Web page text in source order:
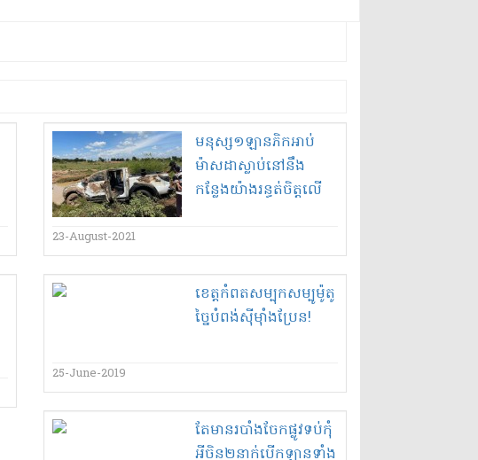
មនុស្ស​១​ឡាន​ភិ​ក​អាប់​
ម៉ាស​ដា​ស្លាប់​នៅនឹង
កន្លែង​យ៉ាង​រន្ធត់ចិត្ត​លើ​
23-August-2021
ខេត្តកំពត​សម្បុក​សម្បូ​ម៉ូតូ​
ច្នៃ​បំពង់​ស៊ី​ម៉ាំង​ប្រែ​ន​!
25-June-2019
តែមាន​របាំង​ចែកផ្លូវ​ទប់​កុំ​
អី​ចិន​២​នាក់​បើកឡាន​ទាំង​